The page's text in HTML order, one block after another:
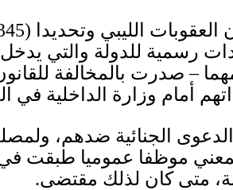
الليبي وتحديدا (345- 347)
رسمية للدولة والتي
– صدرت بالمخالفة
أمام وزارة الداخلية
الدعوى الجنائية ضدهم،
موظفا عموميا طبقت
متى كان لذلك مقتضى.